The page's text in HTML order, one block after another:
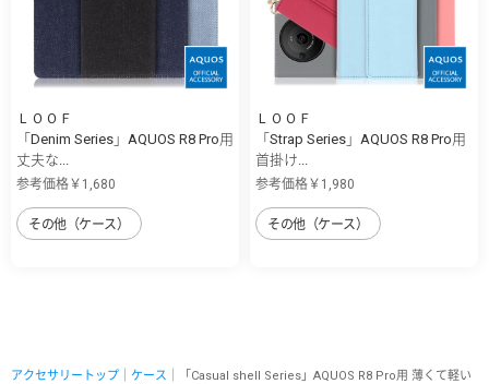
ＬＯＯＦ
「Denim Series」AQUOS R8 Pro用
丈夫な...
参考価格￥1,680
その他（ケース）
ＬＯＯＦ
「Strap Series」AQUOS R8 Pro用
首掛け...
参考価格￥1,980
その他（ケース）
アクセサリートップ ケース ｜「Casual shell Series」AQUOS R8 Pro用 薄くて軽い